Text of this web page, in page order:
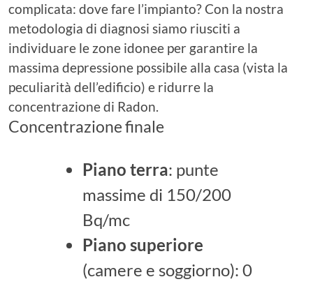
complicata: dove fare l’impianto? Con la nostra
metodologia di diagnosi siamo riusciti a
individuare le zone idonee per garantire la
massima depressione possibile alla casa (vista la
peculiarità dell’edificio) e ridurre la
concentrazione di Radon.
Concentrazione finale
Piano terra: punte
massime di 150/200
Bq/mc
Piano superiore
(camere e soggiorno): 0